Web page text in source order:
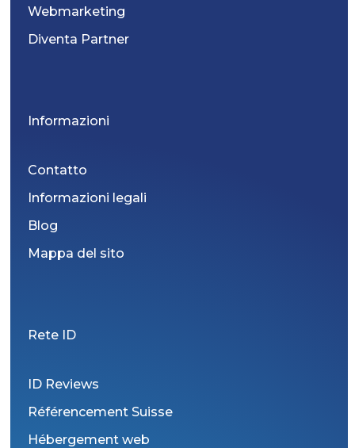
Webmarketing
Diventa Partner
Informazioni
Contatto
Informazioni legali
Blog
Mappa del sito
Rete ID
ID Reviews
Référencement Suisse
Hébergement web